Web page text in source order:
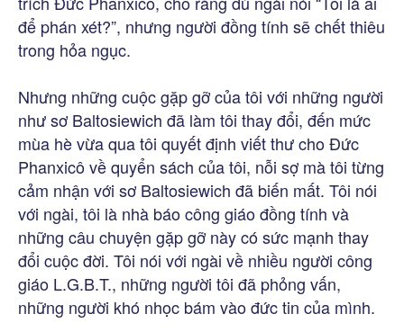
để phán xét?”, nhưng người đồng tính sẽ chết thiêu
trong hỏa ngục.
Nhưng những cuộc gặp gỡ của tôi với những người
như sơ Baltosiewich đã làm tôi thay đổi, đến mức
mùa hè vừa qua tôi quyết định viết thư cho Đức
Phanxicô về quyển sách của tôi, nỗi sợ mà tôi từng
cảm nhận với sơ Baltosiewich đã biến mất. Tôi nói
với ngài, tôi là nhà báo công giáo đồng tính và
những câu chuyện gặp gỡ này có sức mạnh thay
đổi cuộc đời. Tôi nói với ngài về nhiều người công
giáo L.G.B.T., những người tôi đã phỏng vấn,
những người khó nhọc bám vào đức tin của mình.